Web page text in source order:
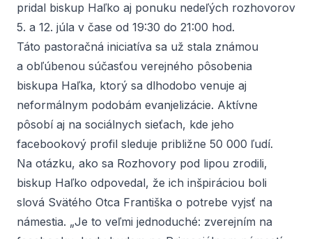
pridal biskup Haľko aj ponuku nedeľých rozhovorov
5. a 12. júla v čase od 19:30 do 21:00 hod.
Táto pastoračná iniciatíva sa už stala známou
a obľúbenou súčasťou verejného pôsobenia
biskupa Haľka, ktorý sa dlhodobo venuje aj
neformálnym podobám evanjelizácie. Aktívne
pôsobí aj na sociálnych sieťach, kde jeho
facebookový profil sleduje približne 50 000 ľudí.
Na otázku, ako sa Rozhovory pod lipou zrodili,
biskup Haľko odpovedal, že ich inšpiráciou boli
slová Svätého Otca Františka o potrebe vyjsť na
námestia. „Je to veľmi jednoduché: zverejním na